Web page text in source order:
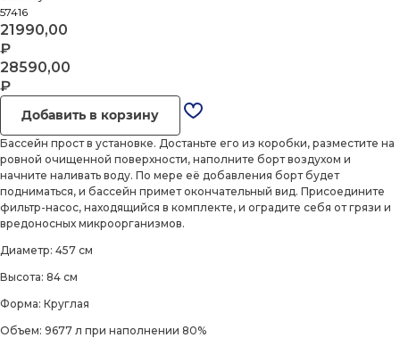
57416
21990,00
₽
28590,00
₽
Добавить в корзину
Бассейн прост в установке. Достаньте его из коробки, разместите на
ровной очищенной поверхности, наполните борт воздухом и
начните наливать воду. По мере её добавления борт будет
подниматься, и бассейн примет окончательный вид. Присоедините
фильтр-насос, находящийся в комплекте, и оградите себя от грязи и
вредоносных микроорганизмов.
Диаметр: 457 см
Высота: 84 см
Форма: Круглая
Объем: 9677 л при наполнении 80%